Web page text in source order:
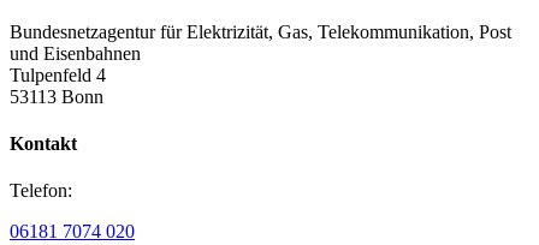
Bundesnetzagentur für Elektrizität, Gas, Telekommunikation, Post
und Eisenbahnen
Tulpenfeld 4
53113 Bonn
Kontakt
Telefon:
06181 7074 020